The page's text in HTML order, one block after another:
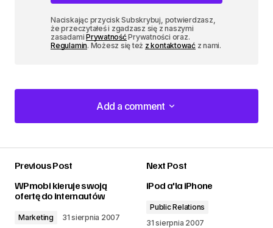
Naciskając przycisk Subskrybuj, potwierdzasz,
że przeczytałeś i zgadzasz się z naszymi
zasadamiPrywatnośćPrywatności oraz.
Regulamin. Możesz się też z kontaktowaćz nami.
Add a comment
Add a comment
Previous Post
WPmobi kieruje swoją
ofertę do internautów
Marketing 31 sierpnia 2007
Next Post
iPod a'la iPhone
Public Relations
31 sierpnia 2007